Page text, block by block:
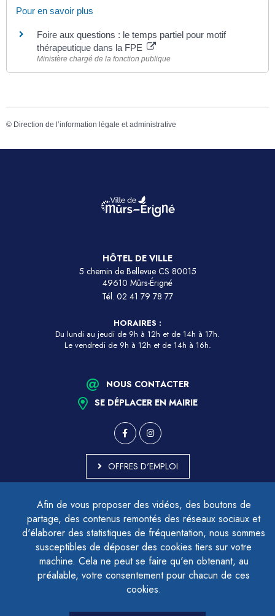
Afin de vous proposer des vidéos, des boutons de
partage, des contenus remontés des réseaux sociaux et
d'élaborer des statistiques de fréquentation, nous sommes
susceptibles de déposer des cookies tiers sur votre
machine. Cela ne peut se faire qu'en obtenant, au
préalable, votre consentement pour chacun de ces
cookies.
Pour en savoir plus
Foire aux questions : le temps partiel pour motif
thérapeutique dans la FPE
Ministère chargé de la fonction publique
© Direction de l’information légale et administrative
HÔTEL DE VILLE
5 chemin de Bellevue CS 80015
49610 Mûrs-Érigné
Tél. 02 41 79 78 77
HORAIRES :
Du lundi au jeudi de 9h à 12h et de 14h à 17h.
Le vendredi de 9h à 12h et de 14h à 16h.
NOUS CONTACTER
SE DÉPLACER EN MAIRIE
OFFRES D'EMPLOI
ACCESSIBILITÉ - PARTIELLEMENT CONFORME
PLAN DU SITE
MENTIONS LÉGALES
CONTACTER LE DÉLÉGUÉ À LA PROTECTION DES DONNÉES
GESTION DES COOKIES
LETTRE D'INFORMATION